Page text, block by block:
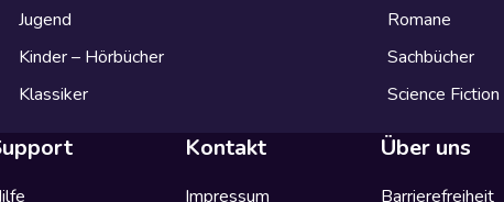
Jugend
Kinder – Hörbücher
Klassiker
Romane
Sachbücher
Science Fiction
Kontakt
Impressum
Über uns
Barrierefreiheit